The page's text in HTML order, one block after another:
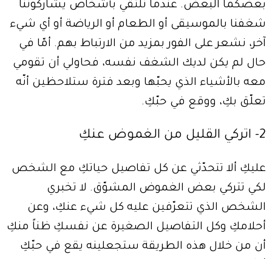
بعضكما البعض. عندما نلتقي بأشخاص يشاركوننا
شغفنا بالموسيقى أو الطعام أو الرياضة أو أي شيء
آخر، نشعر على الفور بمزيد من الارتباط بهم. أمّا في
حال لم يكن لديك الشغف نفسه، فحاولي أن تقومي
معه بالأشياء الذي يحبّها وبعد فترة ستلاحظين أنّه
تعلّق بكِ، ووقع في حبّكِ.
2- اتركي القليل من الغموض عنكِ
عليكِ ألا تتحدّثي عن كل تفاصيل حياتكِ مع الشخص
لكي تتركي بعض الغموض المشوّق. لا تخبري
الشخص الذي تتعرّفين عليه كل شيء عنكِ، وعن
أحلامكِ وكل التفاصيل الصغيرة عن نفسكِ ظناً منكِ
أن من خلال هذه الطريقة ستجعلينه يقع في حبّكِ